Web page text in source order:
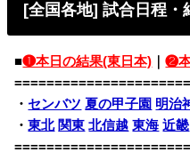
[全国各地] 試合日程・
■❶本日の結果(東日本) ｜❷本
・ センバツ 夏の甲子園 明治
・東北 関東 北信越 東海 近畿